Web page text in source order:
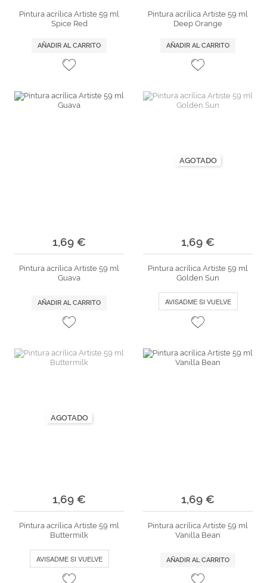
Pintura acrílica Artiste 59 ml
Spice Red
AÑADIR AL CARRITO
Pintura acrílica Artiste 59 ml
Deep Orange
AÑADIR AL CARRITO
1,69 €
Pintura acrílica Artiste 59 ml
Guava
AÑADIR AL CARRITO
AGOTADO
1,69 €
Pintura acrílica Artiste 59 ml
Golden Sun
AVISADME SI VUELVE
AGOTADO
1,69 €
Pintura acrílica Artiste 59 ml
Buttermilk
AVISADME SI VUELVE
1,69 €
Pintura acrílica Artiste 59 ml
Vanilla Bean
AÑADIR AL CARRITO